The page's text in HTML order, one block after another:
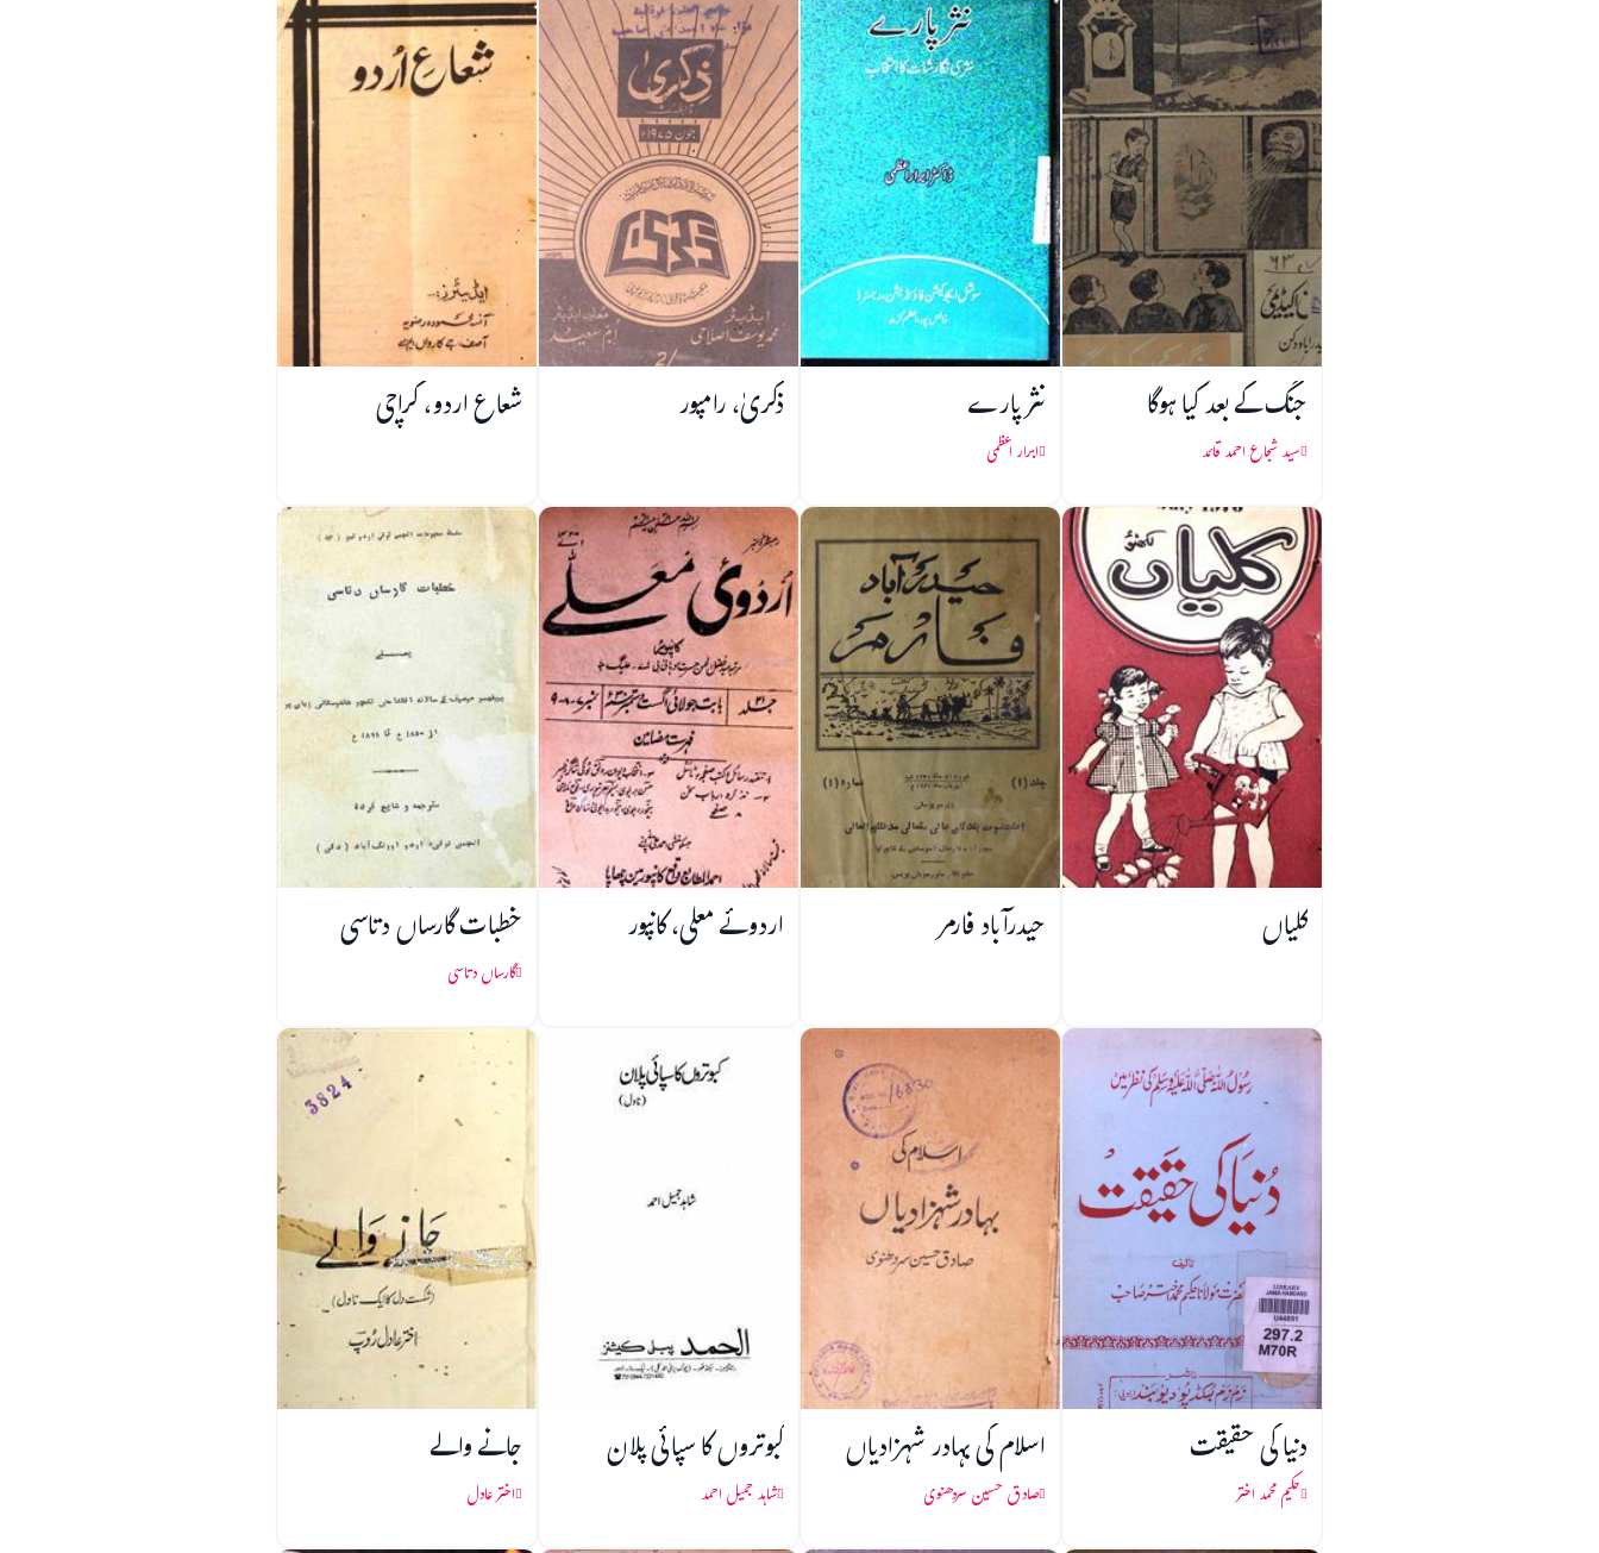
جنگ کے بعد کیا ہوگا
سید شجاع احمد قائد
نثر پارے
ابرار اعظمی
ذکریٰ، رامپور شعاع اردو، کراچی
کلیاں حیدرآباد فارمر اردوئے معلی، کانپور خطبات گارساں دتاسی
گارساں دتاسی
دنیا کی حقیقت
حکیم محمد اختر
اسلام کی بہادر شہزادیاں
صادق حسین سردھنوی
کبوتروں کا سپائی پلان
شاہد جمیل احمد
جانے والے
اختر عادل